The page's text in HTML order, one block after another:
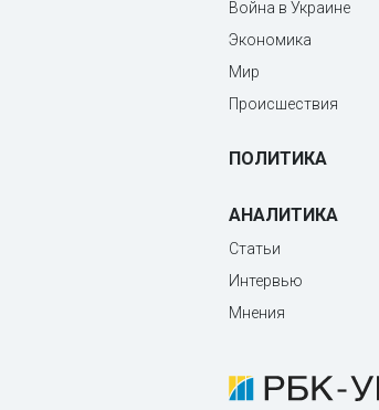
Война в Украине
Экономика
Мир
Происшествия
ПОЛИТИКА
АНАЛИТИКА
Статьи
Интервью
Мнения